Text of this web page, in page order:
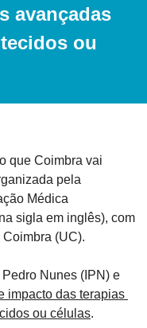
avançadas
ou
que Coimbra vai
pela
Médica
sigla em inglês), com
(UC).
Nunes (IPN) e
impacto das terapias
ou células.